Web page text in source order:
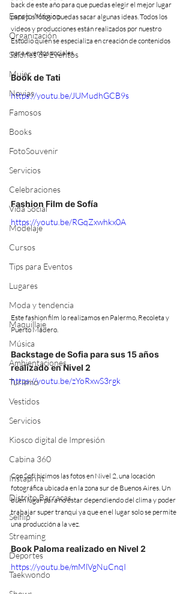
Espejo Mágico
Organización
Salones de Eventos
Mujer
Novias
Famosos
Books
FotoSouvenir
Servicios
Celebraciones
Vida Social
Modelaje
Cursos
Tips para Eventos
Lugares
Moda y tendencia
Maquillaje
Música
Ambientaciones
Turismo
Vestidos
Servicios
Kiosco digital de Impresión
Cabina 360
Instaprint
Distrito Barracas
Selflip
Streaming
Deportes
Taekwondo
back de este año para que puedas elegir el mejor lugar
para tus fotos o puedas sacar algunas ideas. Todos los
videos y producciones están realizados por nuestro
Estudio quien se especializa en creación de contenidos
para eventos sociales.
Book de Tati
https://youtu.be/JUMudhGCB9s
Fashion Film de Sofía
https://youtu.be/RGqZxwhkx0A
Este fashion film lo realizamos en Palermo, Recoleta y
Puerto Madero.
Backstage de Sofia para sus 15 años
realizado en Nivel 2
https://youtu.be/zYoRxwS3rgk
Con Sofí hicimos las fotos en Nivel 2, una locación
fotográfica ubicada en la zona sur de Buenos Aires. Un
buen lugar para no estar dependiendo del clima y poder
trabajar super tranqui ya que en el lugar solo se permite
una producción a la vez.
Book Paloma realizado en Nivel 2
https://youtu.be/mMlVgNuCnqI